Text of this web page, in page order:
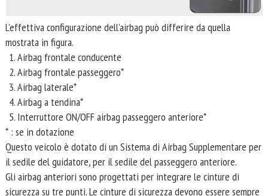
L'effettiva configurazione dell'airbag può differire da quella
mostrata in figura.
Airbag frontale conducente
Airbag frontale passeggero*
Airbag laterale*
Airbag a tendina*
Interruttore ON/OFF airbag passeggero anteriore*
* : se in dotazione
Questo veicolo è dotato di un Sistema di Airbag Supplementare per
il sedile del guidatore, per il sedile del passeggero anteriore.
Gli airbag anteriori sono progettati per integrare le cinture di
sicurezza su tre punti. Le cinture di sicurezza devono essere sempre